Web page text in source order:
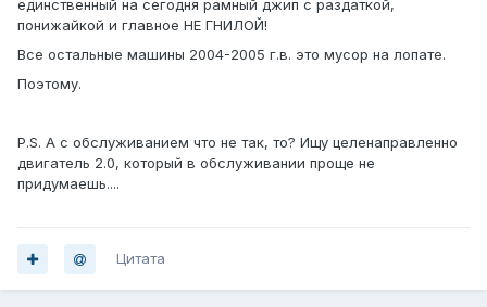
единственный на сегодня рамный джип с раздаткой,
понижайкой и главное НЕ ГНИЛОЙ!
Все остальные машины 2004-2005 г.в. это мусор на лопате.
Поэтому.
P.S. А с обслуживанием что не так, то? Ищу целенаправленно
двигатель 2.0, который в обслуживании проще не
придумаешь....
Цитата